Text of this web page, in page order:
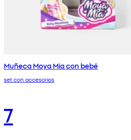
Muñeca Moya Mia con bebé
set con accesorios
7